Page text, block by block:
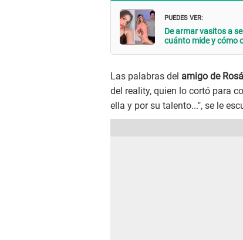
PUEDES VER:
De armar vasitos a
cuánto mide y cómo
Las palabras del amigo de
del reality, quien lo cortó para
ella y por su talento...", se le